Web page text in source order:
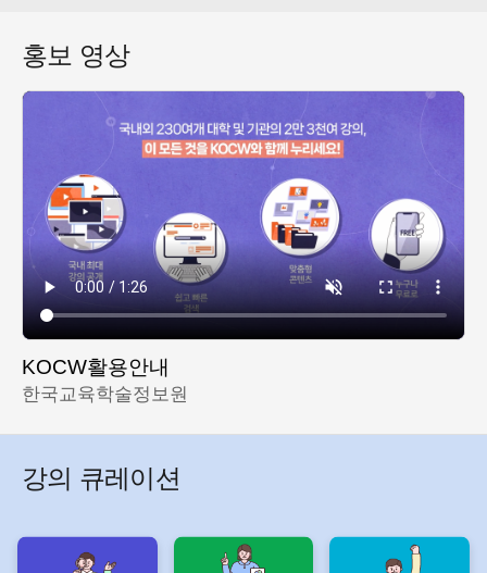
홍보 영상
KOCW활용안내
한국교육학술정보원
강의 큐레이션